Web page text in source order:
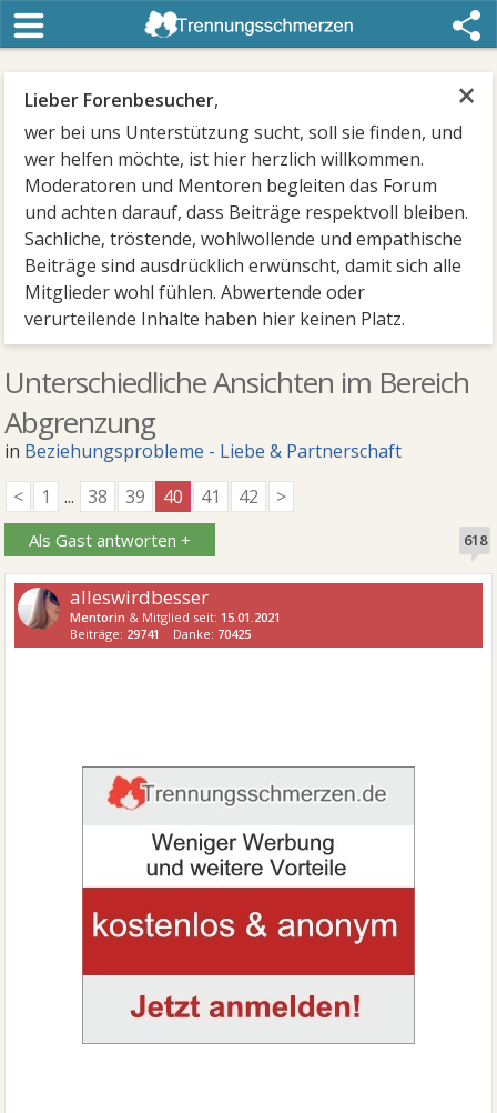
×
Lieber Forenbesucher,
wer bei uns Unterstützung sucht, soll sie finden, und
wer helfen möchte, ist hier herzlich willkommen.
Moderatoren und Mentoren begleiten das Forum
und achten darauf, dass Beiträge respektvoll bleiben.
Sachliche, tröstende, wohlwollende und empathische
Beiträge sind ausdrücklich erwünscht, damit sich alle
Mitglieder wohl fühlen. Abwertende oder
verurteilende Inhalte haben hier keinen Platz.
Unterschiedliche Ansichten im Bereich
Abgrenzung
in Beziehungsprobleme - Liebe & Partnerschaft
<
1 ... 38 39 40 41 42 >
Als Gast antworten + 618
alleswirdbesser
Mentorin & Mitglied seit: 15.01.2021
Beiträge: 29741 Danke: 70425